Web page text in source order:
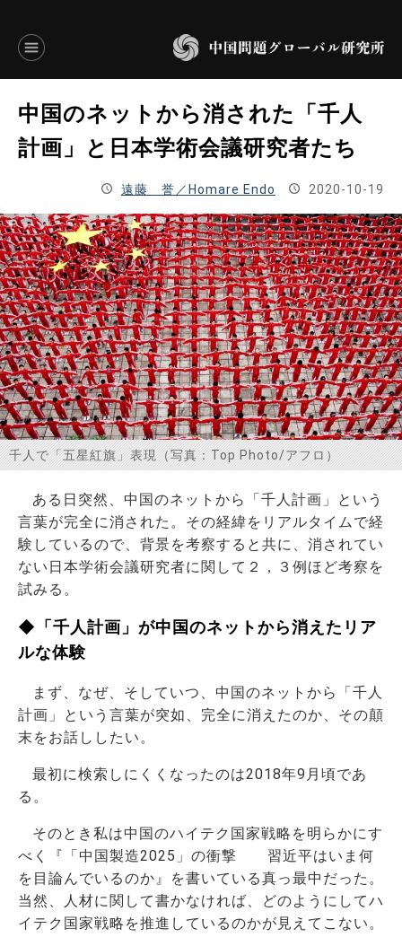
言語別アーカイブ
ENGLISH
基本操作
トップページ
研究員
研究所概要
設立趣意書
お問い合わせ
中国のネットから消された「千人
計画」と日本学術会議研究者たち
遠藤 誉／Homare Endo 2020-10-19
千人で「五星紅旗」表現（写真：Top Photo/アフロ）
ある日突然、中国のネットから「千人計画」という
言葉が完全に消された。その経緯をリアルタイムで経
験しているので、背景を考察すると共に、消されてい
ない日本学術会議研究者に関して２，３例ほど考察を
試みる。
◆「千人計画」が中国のネットから消えたリア
ルな体験
まず、なぜ、そしていつ、中国のネットから「千人
計画」という言葉が突如、完全に消えたのか、その顛
末をお話ししたい。
最初に検索しにくくなったのは2018年9月頃であ
る。
そのとき私は中国のハイテク国家戦略を明らかにす
べく『「中国製造2025」の衝撃 習近平はいま何
を目論んでいるのか』を書いている真っ最中だった。
当然、人材に関して書かなければ、どのようにしてハ
イテク国家戦略を推進しているのかが見えてこない。